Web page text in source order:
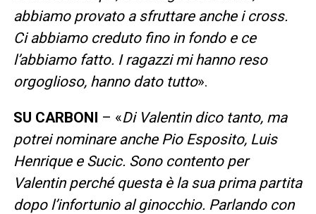
abbiamo provato a sfruttare anche i cross.
Ci abbiamo creduto fino in fondo e ce
l’abbiamo fatto. I ragazzi mi hanno reso
orgoglioso, hanno dato tutto».
SU CARBONI – «Di Valentin dico tanto, ma
potrei nominare anche Pio Esposito, Luis
Henrique e Sucic. Sono contento per
Valentin perché questa è la sua prima partita
dopo l’infortunio al ginocchio. Parlando con